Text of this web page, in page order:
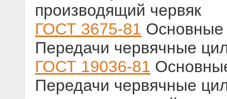
производящий червяк
ГОСТ 3675-81 Основные
Передачи червячные
ГОСТ 19036-81
Передачи червячные